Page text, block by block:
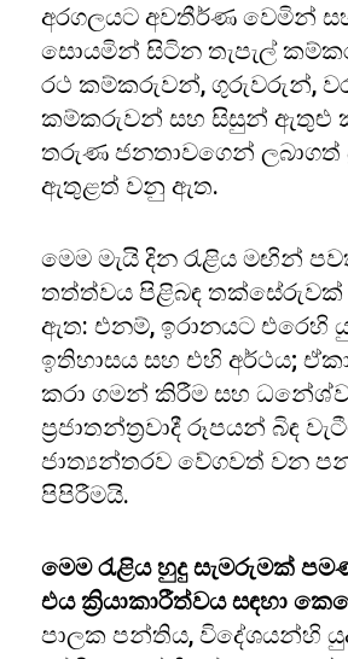
අරගලයට අවතීර්ණ වෙමින්
සොයමින් සිටින තැපැල්
රථ කම්කරුවන්, ගුරුවරුන්,
කම්කරුවන් සහ සිසුන් ඇතුළු
තරුණ ජනතාවගෙන් ලබාගත්
ඇතුළත් වනු ඇත.
මෙම මැයි දින රැළිය මඟින්
තත්ත්වය පිළිබඳ තක්සේරුවක්
ඇත: එනම්, ඉරානයට එරෙහි
ඉතිහාසය සහ එහි අර්ථය;
කරා ගමන් කිරීම සහ
ප්‍රජාතන්ත්‍රවාදී රූපයන් බිඳ
ජාත්‍යන්තරව වේගවත් වන
පිපිරීමයි.
මෙම රැළිය හුදු සැමරුමක්
එය ක්‍රියාකාරීත්වය සඳහා
පාලක පන්තිය, විදේශයන්හි